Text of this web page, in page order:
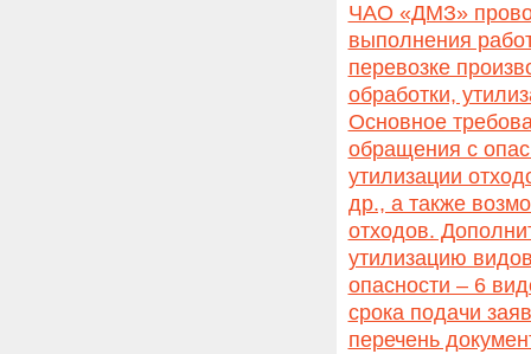
ЧАО «ДМЗ»
выполнения
перевозке
обработки,
Основное
обращения с
утилизации
др., а также
отходов.
утилизацию
опасности – 6
срока подачи
перечень